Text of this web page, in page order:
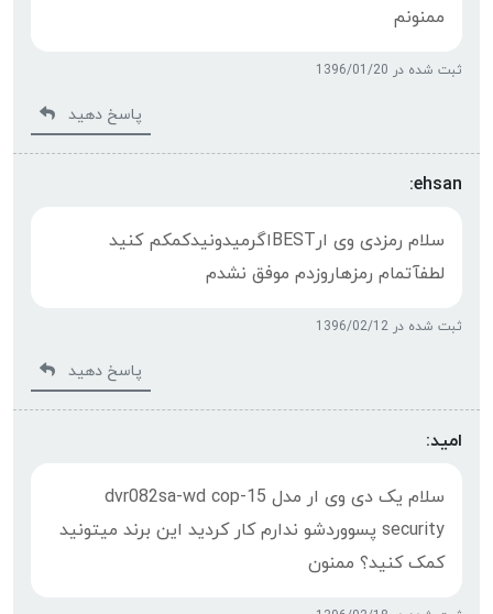
ممنونم
ثبت شده در 1396/01/20
پاسخ دهید
ehsan:
سلام رمزدی وی ارBESTاگرمیدونیدکمکم کنید
لطفآتمام رمزهاروزدم موفق نشدم
ثبت شده در 1396/02/12
پاسخ دهید
امید:
سلام یک دی وی ار مدل 15-dvr082sa-wd cop
security پسووردشو ندارم کار کردید این برند میتونید
کمک کنید؟ ممنون